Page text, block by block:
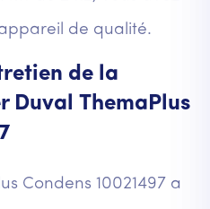
appareil de qualité.
de la
Duval ThemaPlus
Condens 10021497 a